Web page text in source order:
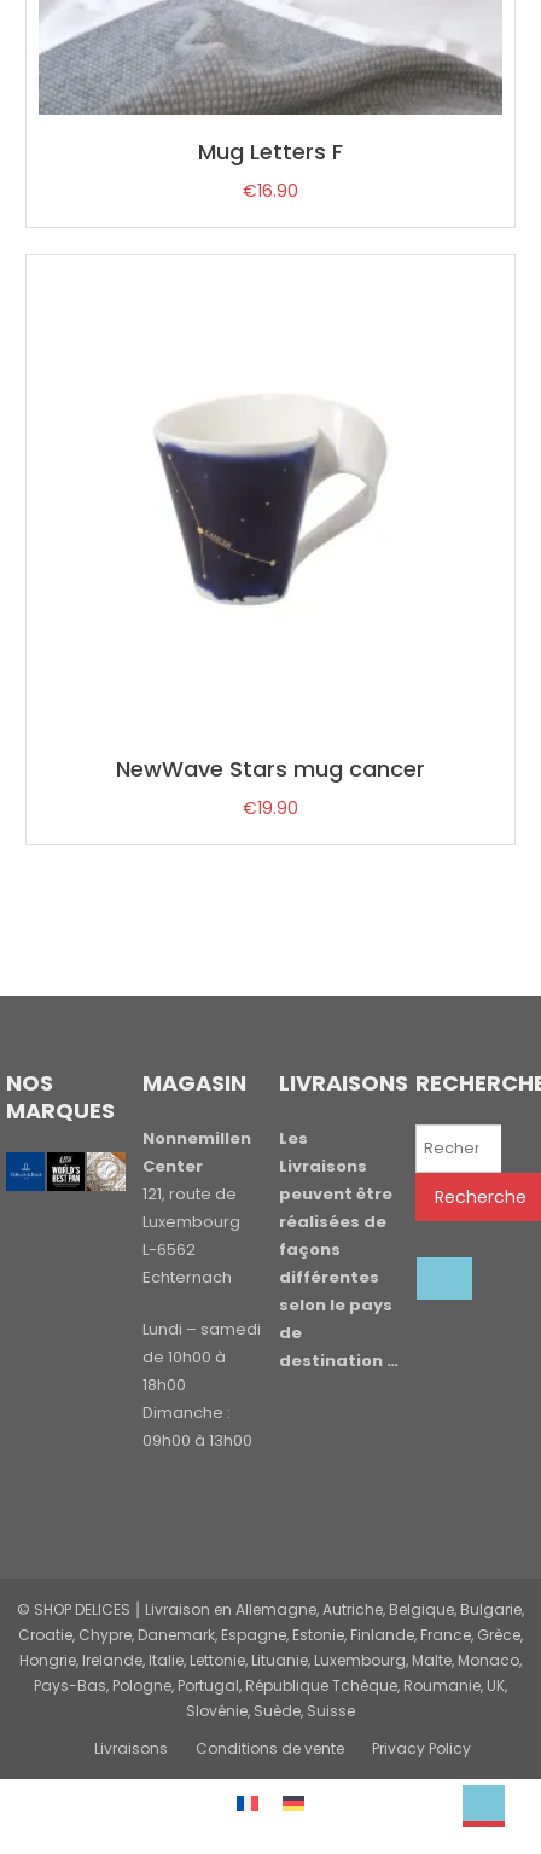
Mug Letters F
€16.90
NewWave Stars mug cancer
€19.90
NOS
MARQUES
MAGASIN
Nonnemillen
Center
121, route de
Luxembourg
L-6562
Echternach
Lundi – samedi
de 10h00 à
18h00
Dimanche :
09h00 à 13h00
LIVRAISONS
Les
Livraisons
peuvent être
réalisées de
façons
différentes
selon le pays
de
destination …
Recherche
Recherche
© SHOP DELICES ⎮ Livraison en Allemagne, Autriche, Belgique, Bulgarie,
Croatie, Chypre, Danemark, Espagne, Estonie, Finlande, France, Grèce,
Hongrie, Irelande, Italie, Lettonie, Lituanie, Luxembourg, Malte, Monaco,
Pays-Bas, Pologne, Portugal, République Tchèque, Roumanie, UK,
Slovénie, Suède, Suisse
Livraisons
Conditions de vente Privacy Policy